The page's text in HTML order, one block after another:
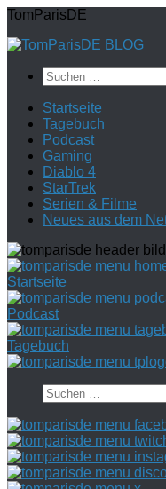
Zum
springen
TomParisDE
Suchen
nach:
Startseite
Tagebuch
Podcast
Gaming
Diablo 4
StarTrek
Serien & Filme
Neues aus dem
Startseite
Podcast
Tagebuch
Suchen
nach: